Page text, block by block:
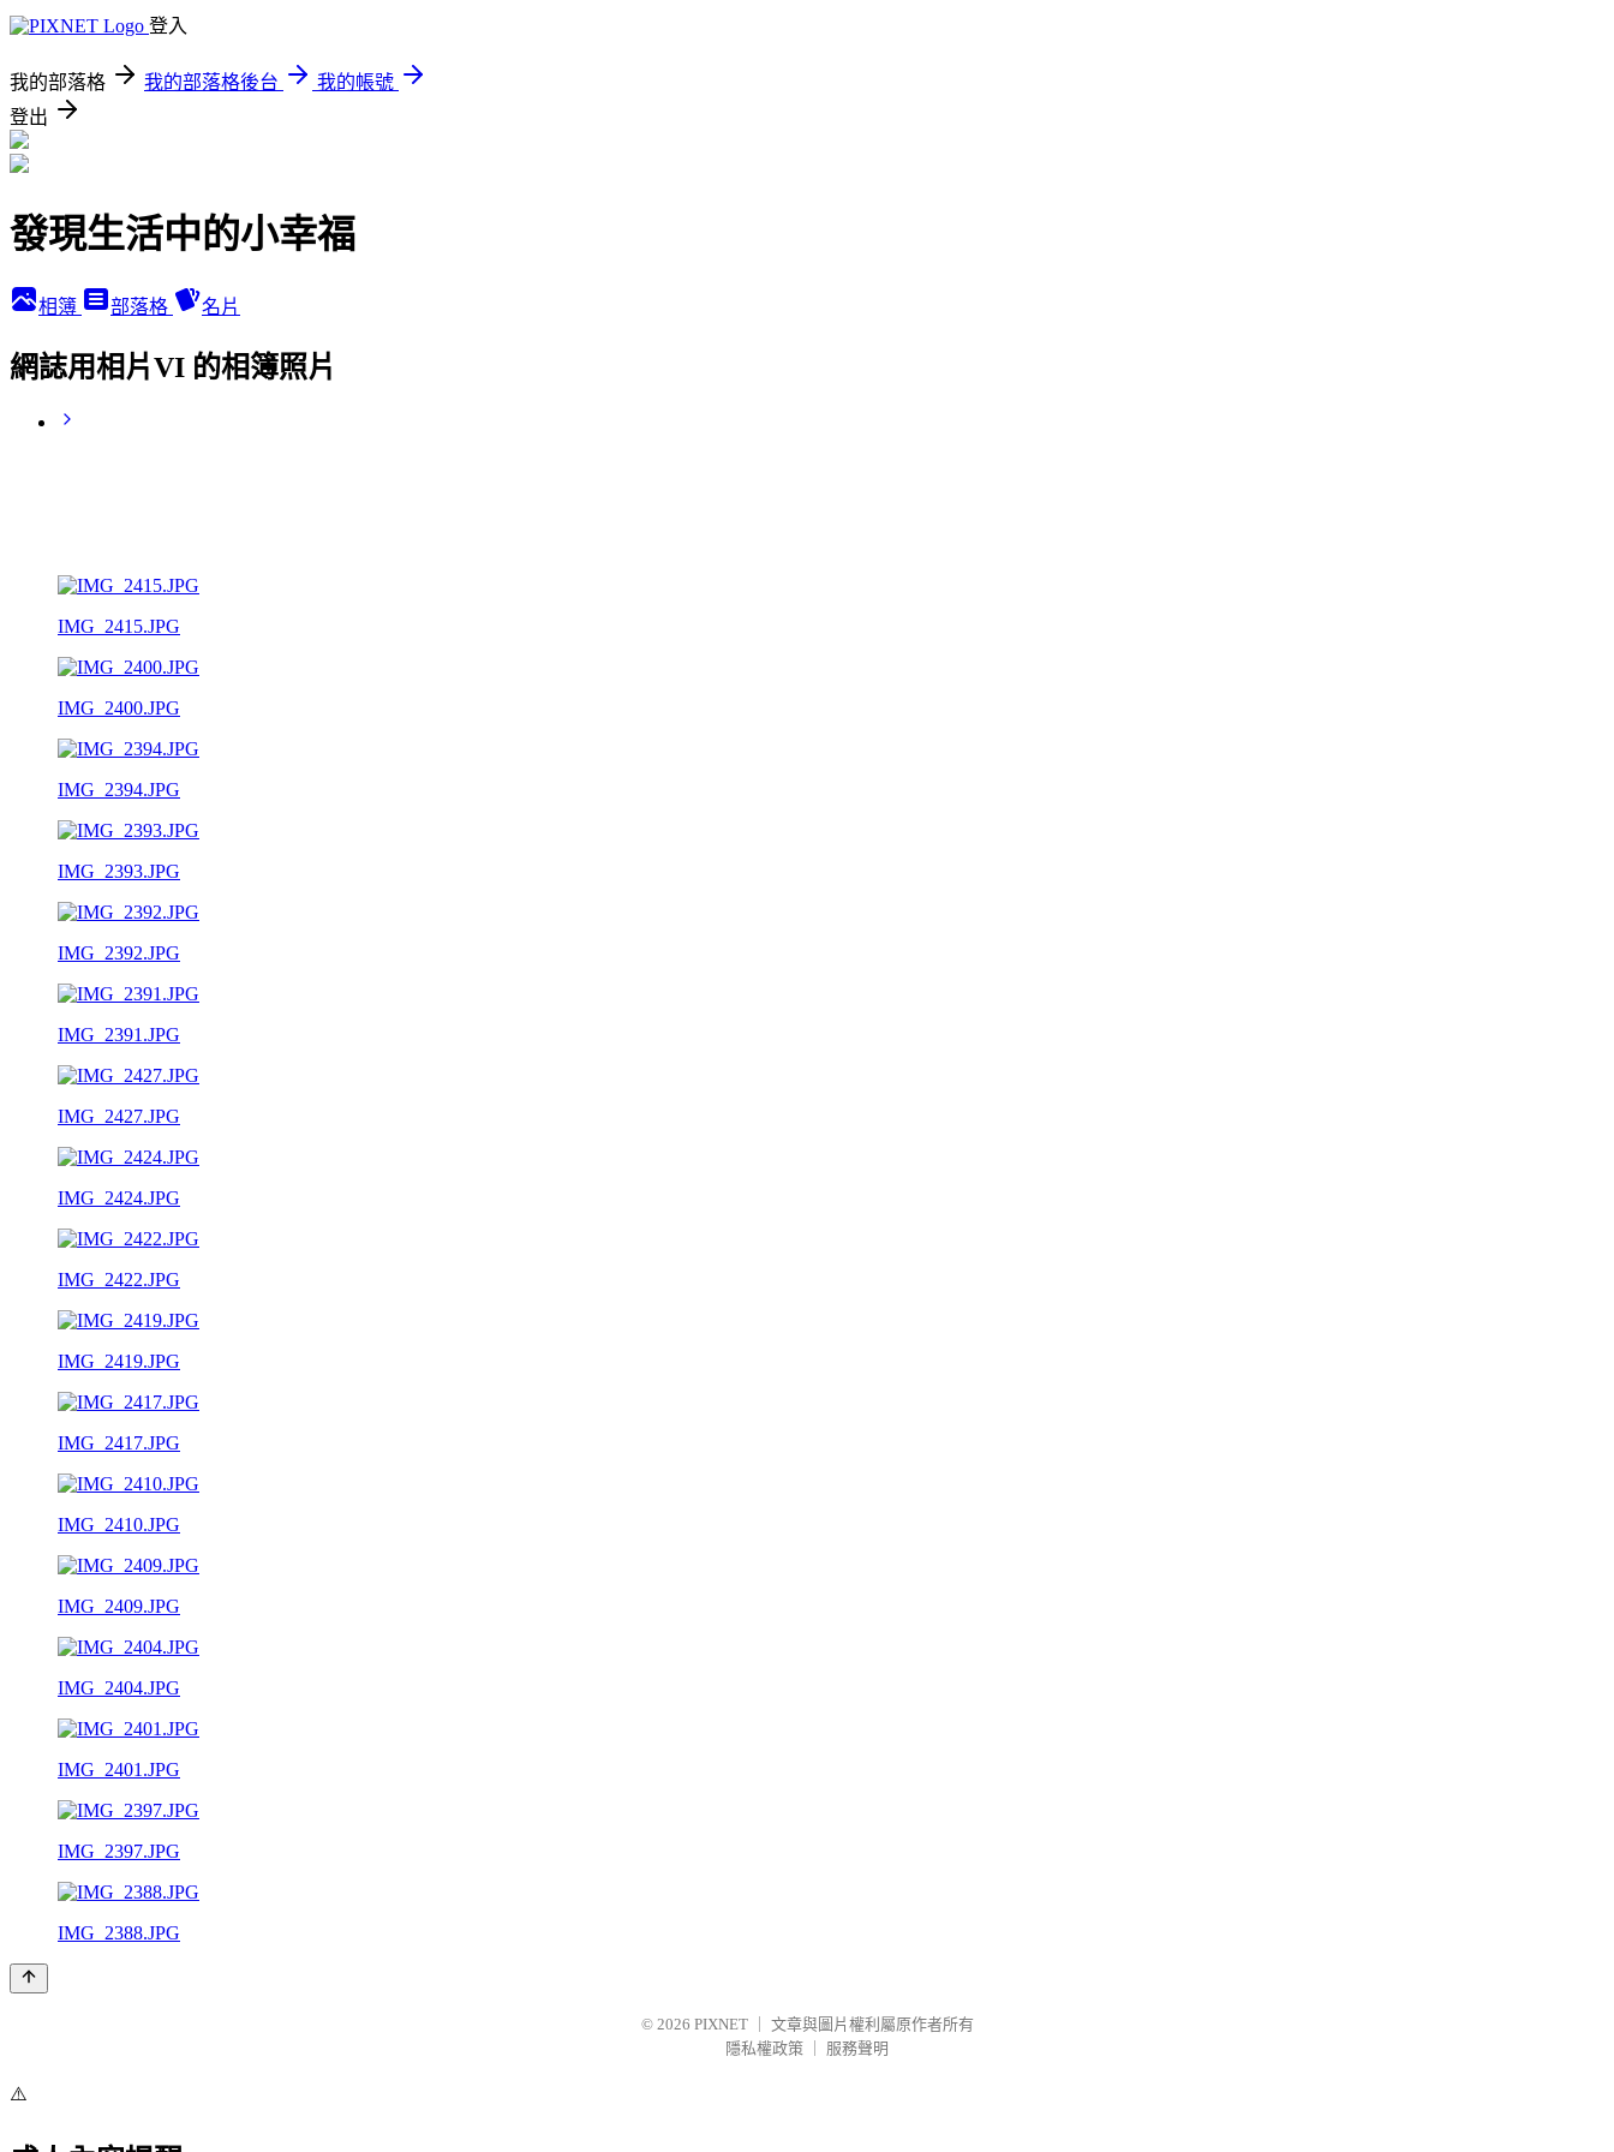
登入
我的部落格 我的部落格後台
我的帳號
登出
發現生活中的小幸福
相簿 部落格 名片
網誌用相片VI 的相簿照片
IMG_2415.JPG
IMG_2400.JPG
IMG_2394.JPG
IMG_2393.JPG
IMG_2392.JPG
IMG_2391.JPG
IMG_2427.JPG
IMG_2424.JPG
IMG_2422.JPG
IMG_2419.JPG
IMG_2417.JPG
IMG_2410.JPG
IMG_2409.JPG
IMG_2404.JPG
IMG_2401.JPG
IMG_2397.JPG
IMG_2388.JPG
© 2026 PIXNET
文章與圖片權利屬原作者所有
隱私權政策
服務聲明
⚠️